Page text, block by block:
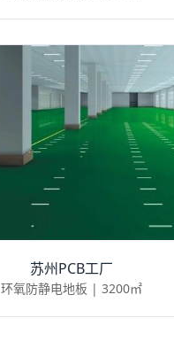
苏州PCB工厂
环氧防静电地板 | 3200㎡